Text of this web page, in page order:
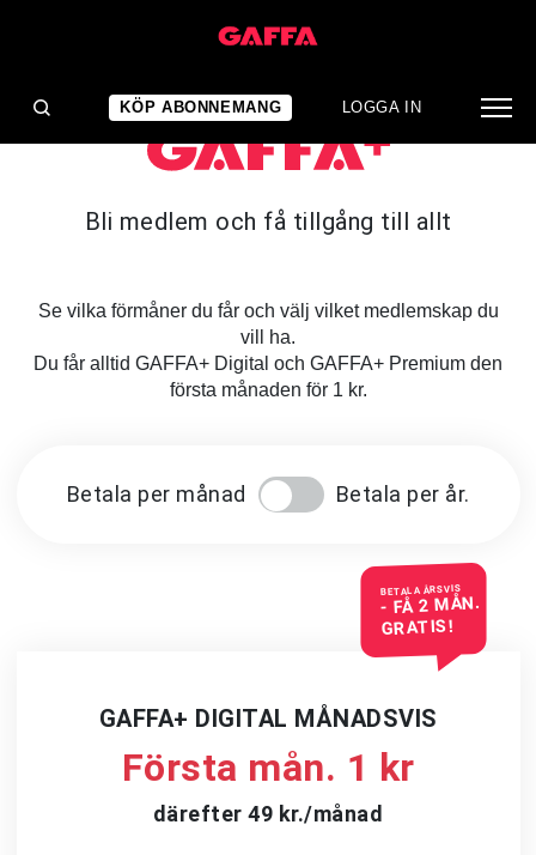
KÖP ABONNEMANG LOGGA IN
Bli medlem och få tillgång till allt
Se vilka förmåner du får och välj vilket medlemskap du
vill ha.
Du får alltid GAFFA+ Digital och GAFFA+ Premium den
första månaden för 1 kr.
Betala per månad Betala per år.
BETALA ÅRSVIS
- FÅ 2 MÅN.
GRATIS!
GAFFA+ DIGITAL MÅNADSVIS
Första mån. 1 kr
därefter 49 kr./månad